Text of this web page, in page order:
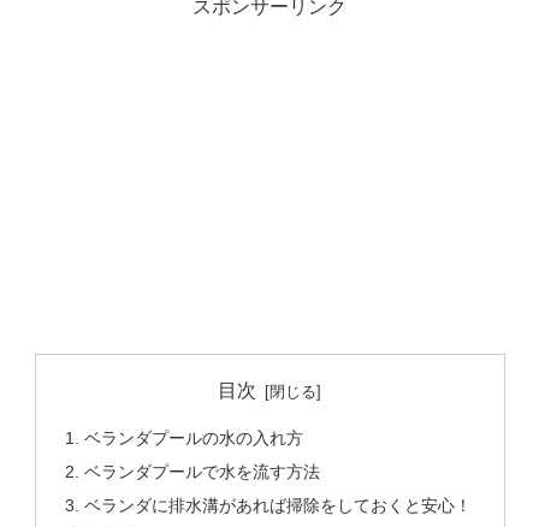
スポンサーリンク
目次
ベランダプールの水の入れ方
ベランダプールで水を流す方法
ベランダに排水溝があれば掃除をしておくと安心！